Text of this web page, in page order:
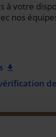
à votre
nos